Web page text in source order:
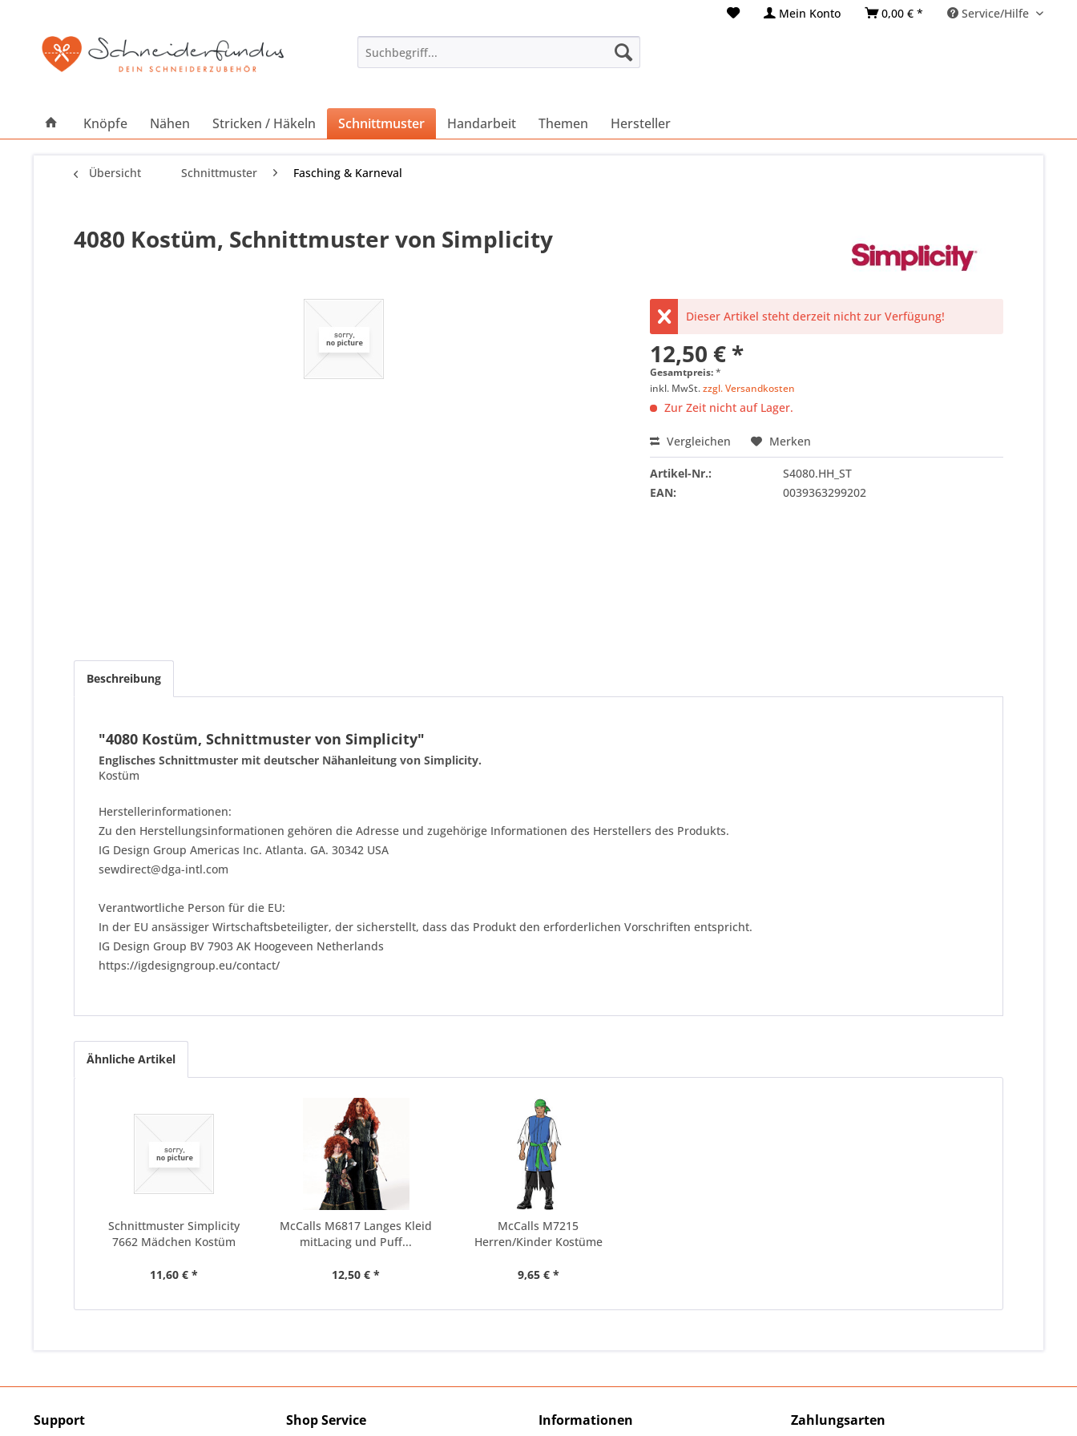
Mein Konto 0,00 € * Service/Hilfe
Knöpfe Nähen Stricken / Häkeln Schnittmuster Handarbeit Themen Hersteller
Übersicht Schnittmuster Fasching & Karneval
4080 Kostüm, Schnittmuster von Simplicity
Dieser Artikel steht derzeit nicht zur Verfügung!
12,50 € *
Gesamtpreis:*
inkl. MwSt.zzgl. Versandkosten
Zur Zeit nicht auf Lager.
Vergleichen Merken
Artikel-Nr.:
S4080.HH_ST
EAN:
0039363299202
Beschreibung
"4080 Kostüm, Schnittmuster von Simplicity"
Englisches Schnittmuster mit deutscher Nähanleitung von Simplicity.
Kostüm
Herstellerinformationen:
Zu den Herstellungsinformationen gehören die Adresse und zugehörige Informationen des Herstellers des Produkts.
IG Design Group Americas Inc. Atlanta. GA. 30342 USA
sewdirect@dga-intl.com
Verantwortliche Person für die EU:
In der EU ansässiger Wirtschaftsbeteiligter, der sicherstellt, dass das Produkt den erforderlichen Vorschriften entspricht.
IG Design Group BV 7903 AK Hoogeveen Netherlands
https://igdesigngroup.eu/contact/
Ähnliche Artikel
Schnittmuster Simplicity
7662 Mädchen Kostüm
11,60 € *
McCalls M6817 Langes Kleid
mitLacing und Puff...
12,50 € *
McCalls M7215
Herren/Kinder Kostüme
9,65 € *
Support Shop Service Informationen Zahlungsarten